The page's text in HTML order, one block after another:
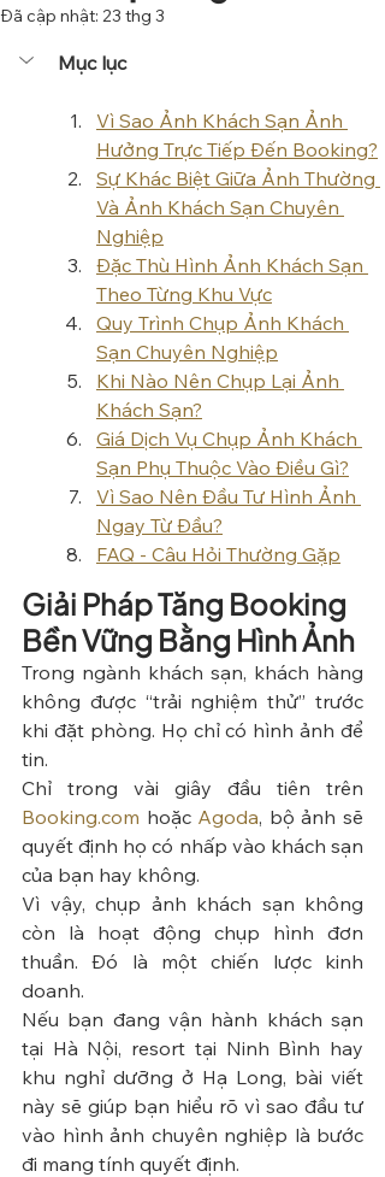
Đã cập nhật: 23 thg 3
Mục lục
Vì Sao Ảnh Khách Sạn Ảnh
Hưởng Trực Tiếp Đến Booking?
Sự Khác Biệt Giữa Ảnh Thường
Và Ảnh Khách Sạn Chuyên
Nghiệp
Đặc Thù Hình Ảnh Khách Sạn
Theo Từng Khu Vực
Quy Trình Chụp Ảnh Khách
Sạn Chuyên Nghiệp
Khi Nào Nên Chụp Lại Ảnh
Khách Sạn?
Giá Dịch Vụ Chụp Ảnh Khách
Sạn Phụ Thuộc Vào Điều Gì?
Vì Sao Nên Đầu Tư Hình Ảnh
Ngay Từ Đầu?
FAQ - Câu Hỏi Thường Gặp
Giải Pháp Tăng Booking
Bền Vững Bằng Hình Ảnh
Trong ngành khách sạn, khách hàng
không được “trải nghiệm thử” trước
khi đặt phòng. Họ chỉ có hình ảnh để
tin.
Booking.com hoặc Agoda, bộ ảnh sẽ
quyết định họ có nhấp vào khách sạn
của bạn hay không.
Vì vậy, chụp ảnh khách sạn không
còn là hoạt động chụp hình đơn
thuần. Đó là một chiến lược kinh
doanh.
Nếu bạn đang vận hành khách sạn
tại Hà Nội, resort tại Ninh Bình hay
khu nghỉ dưỡng ở Hạ Long, bài viết
này sẽ giúp bạn hiểu rõ vì sao đầu tư
vào hình ảnh chuyên nghiệp là bước
đi mang tính quyết định.